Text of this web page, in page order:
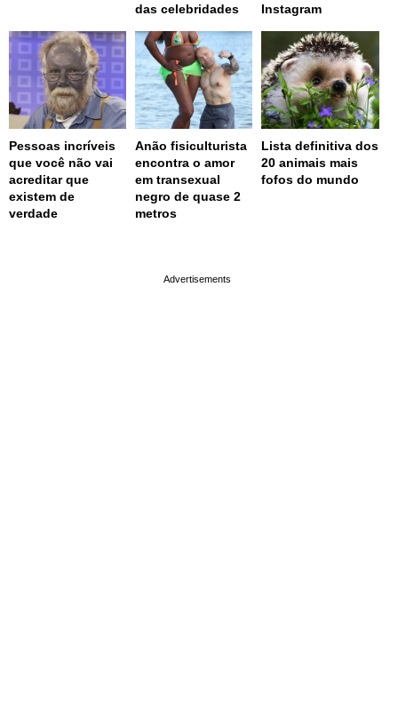
das celebridades
Instagram
Pessoas incríveis
que você não vai
acreditar que
existem de
verdade
Anão fisiculturista
encontra o amor
em transexual
negro de quase 2
metros
Lista definitiva dos
20 animais mais
fofos do mundo